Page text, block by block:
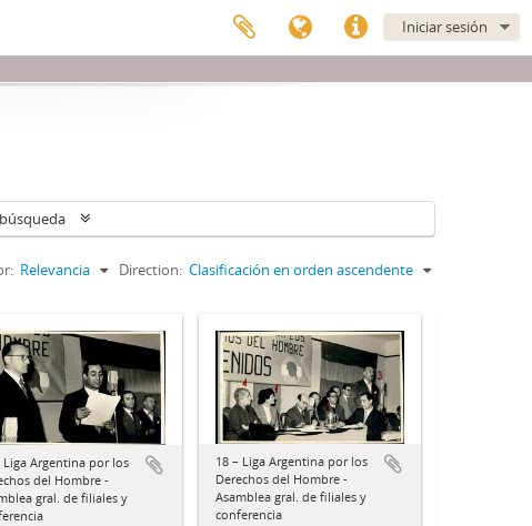
Iniciar sesión
Relevancia Direction: Clasificación en orden ascendente
Liga Argentina por los
del Hombre -
gral. de filiales y
18 – Liga Argentina por los
Derechos del Hombre -
Asamblea gral. de filiales y
conferencia